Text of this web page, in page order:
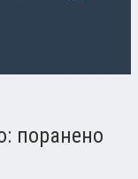
поранено